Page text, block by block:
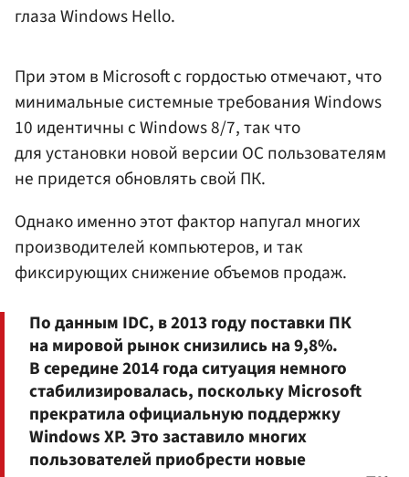
глаза Windows Hello.
При этом в Microsoft с гордостью отмечают, что
минимальные системные требования Windows
10 идентичны с Windows 8/7, так что
для установки новой версии ОС пользователям
не придется обновлять свой ПК.
Однако именно этот фактор напугал многих
производителей компьютеров, и так
фиксирующих снижение объемов продаж.
По данным IDC, в 2013 году поставки ПК
на мировой рынок снизились на 9,8%.
В середине 2014 года ситуация немного
стабилизировалась, поскольку Microsoft
прекратила официальную поддержку
Windows XP. Это заставило многих
пользователей приобрести новые